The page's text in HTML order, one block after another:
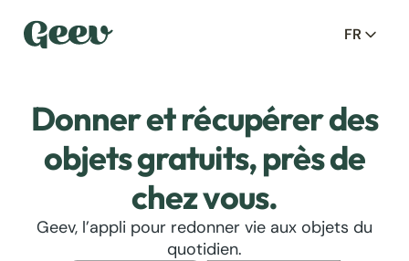
FR
Donner et récupérer des
objets gratuits, près de
chez vous.
Geev, l’appli pour redonner vie aux objets du
quotidien.